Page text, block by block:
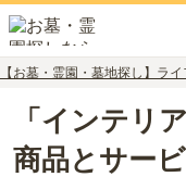
【お墓・霊園・墓地探し】ライ
「インテリ
商品とサー